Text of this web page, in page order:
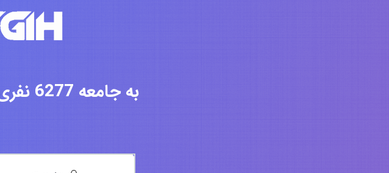
به جامعه 6277 نفری مهندسین سایت بپیوندید